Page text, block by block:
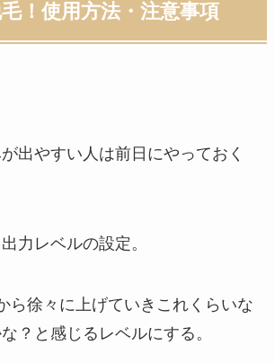
！使用方法・注意事項
出やすい人は前日 にやっておく
力レベルの設定。
ら徐々に上げていき これくらいな
？と感じるレベルにする。